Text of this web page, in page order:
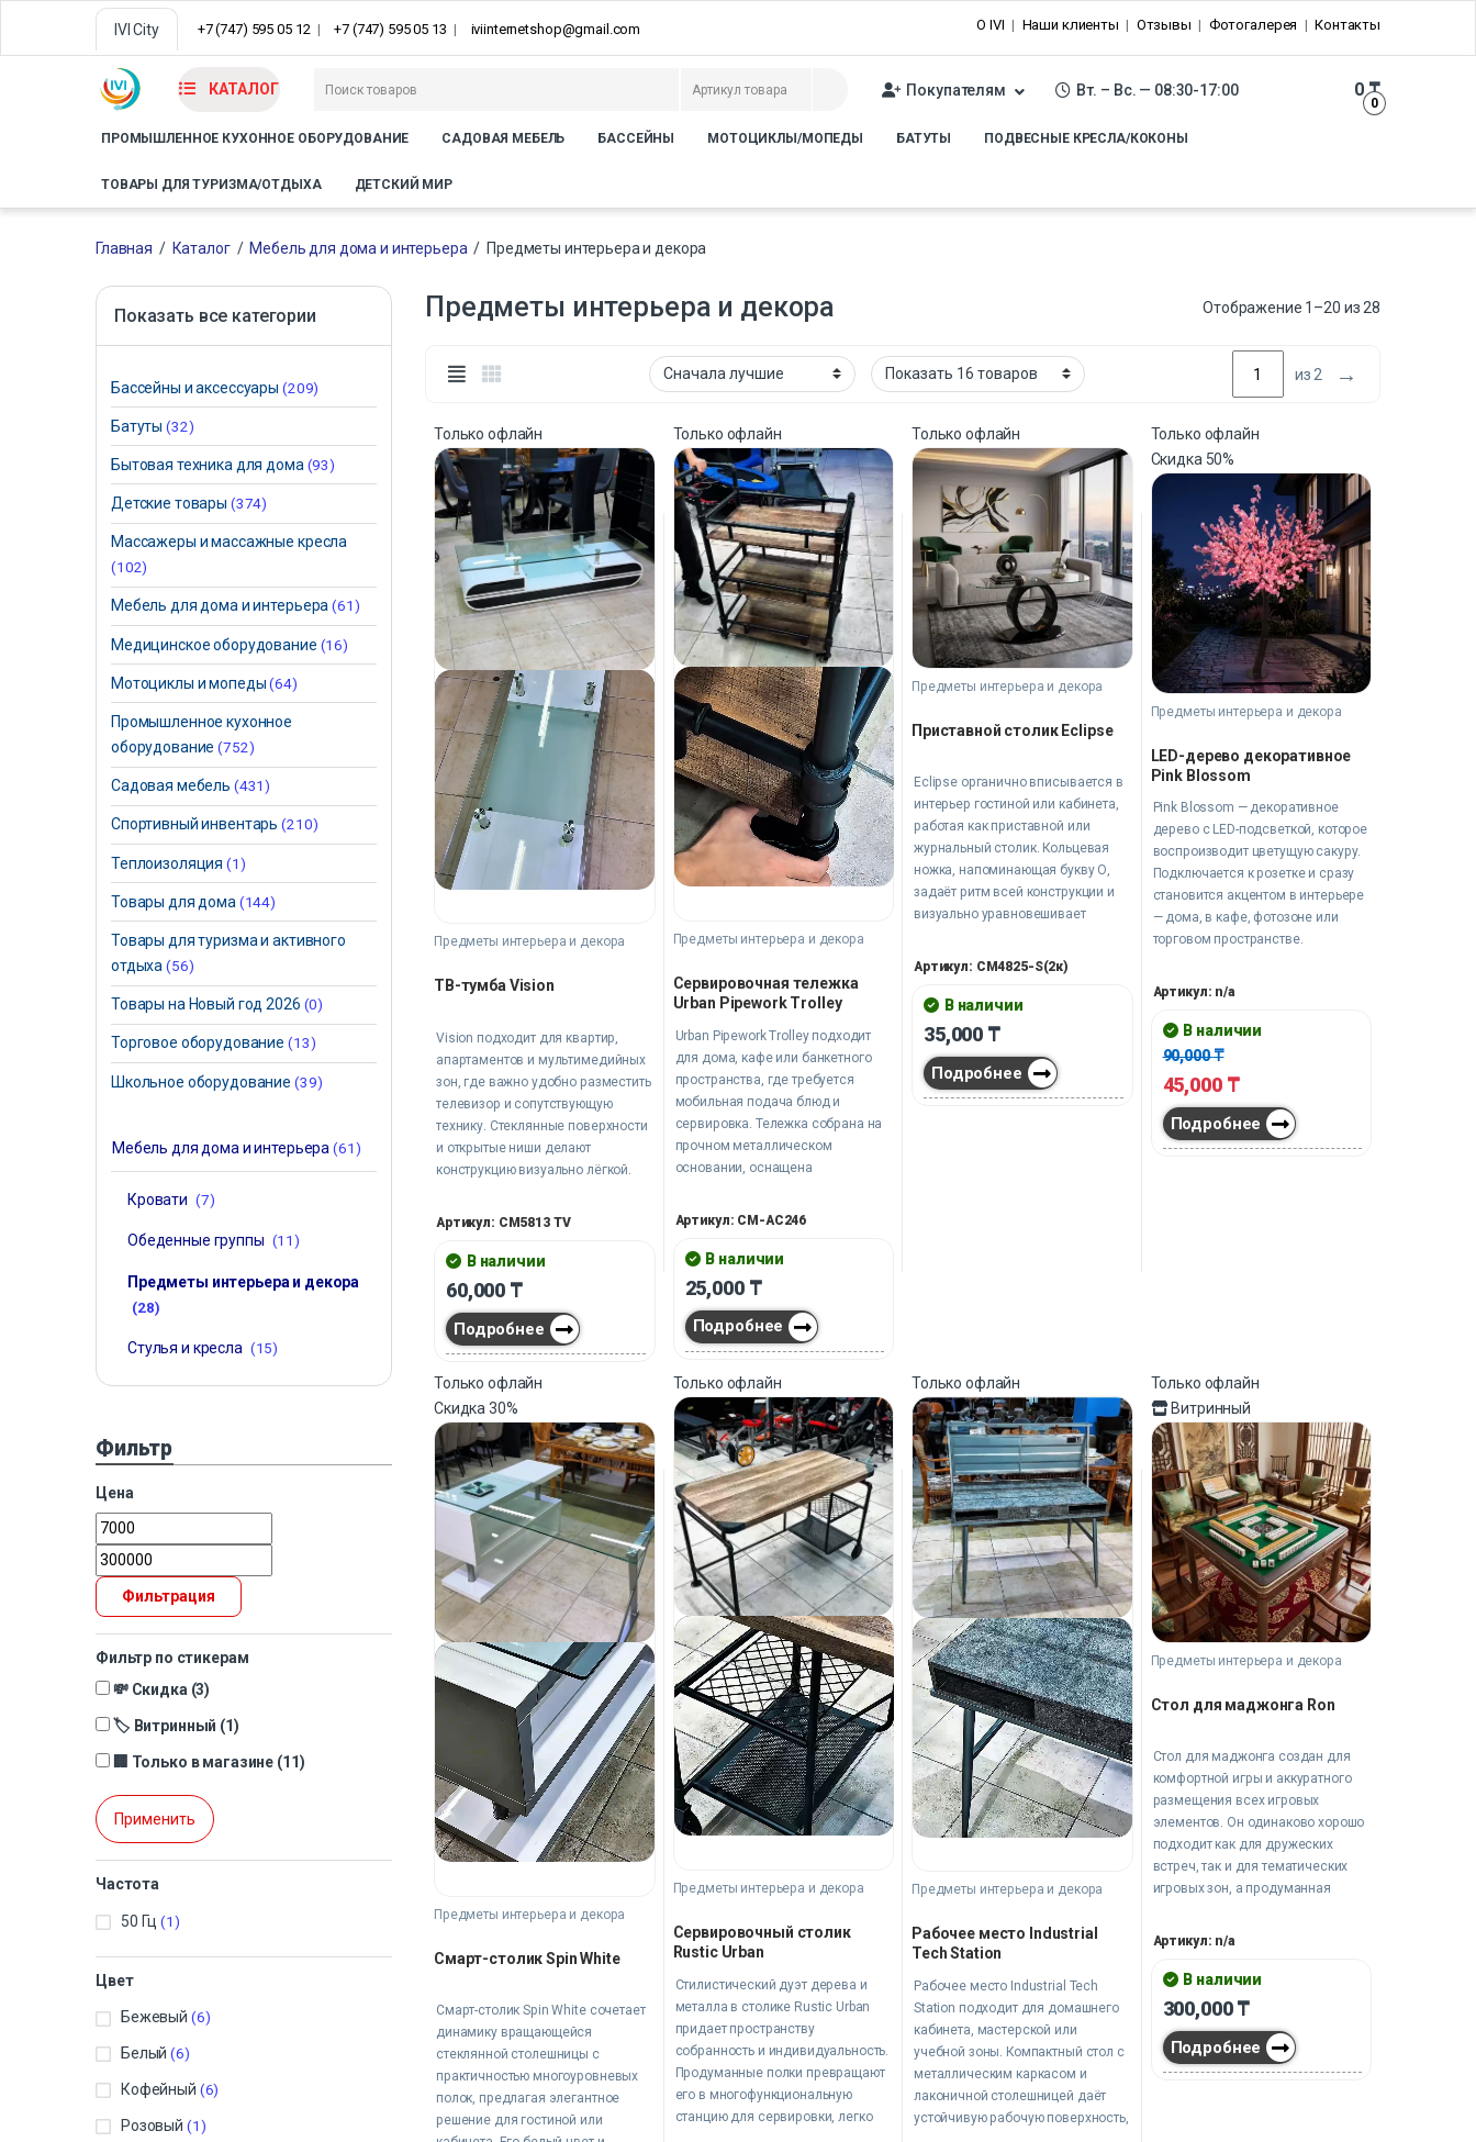
IVI City +7 (747) 595 05 12 +7 (747) 595 05 13 iviinternetshop@gmail.com О IVI Наши клиенты Отзывы Фотогалерея Контакты
КАТАЛОГ Покупателям Вт. – Вс. — 08:30-17:00
0
0₸
ПРОМЫШЛЕННОЕ КУХОННОЕ ОБОРУДОВАНИЕ САДОВАЯ МЕБЕЛЬ БАССЕЙНЫ МОТОЦИКЛЫ/МОПЕДЫ БАТУТЫ ПОДВЕСНЫЕ КРЕСЛА/КОКОНЫ
ТОВАРЫ ДЛЯ ТУРИЗМА/ОТДЫХА ДЕТСКИЙ МИР
Главная / Каталог / Мебель для дома и интерьера / Предметы интерьера и декора
Предметы интерьера и декора Отображение 1–20 из 28
из 2 →
Только офлайн
Предметы интерьера и декора
ТВ-тумба Vision
Vision подходит для квартир,
апартаментов и мультимедийных
зон, где важно удобно разместить
телевизор и сопутствующую
технику. Стеклянные поверхности
и открытые ниши делают
конструкцию визуально лёгкой.
обеспечивают практичность и
ежедневной эксплуатации.
Артикул: CM5813 TV
В наличии
60,000 ₸
Подробнее
Только офлайн
Предметы интерьера и декора
Сервировочная тележка
Urban Pipework Trolley
Urban Pipework Trolley подходит
для дома, кафе или банкетного
пространства, где требуется
мобильная подача блюд и
сервировка. Тележка собрана на
прочном металлическом
основании, оснащена
перемещение без перегрузки
пространства.
Артикул: CM-AC246
В наличии
25,000 ₸
Подробнее
Только офлайн
Предметы интерьера и декора
Приставной столик Eclipse
Eclipse органично вписывается в
интерьер гостиной или кабинета,
работая как приставной или
журнальный столик. Кольцевая
ножка, напоминающая букву О,
задаёт ритм всей конструкции и
визуально уравновешивает
металл создают чёткий,
деталей.
Артикул: CM4825-S(2к)
В наличии
35,000 ₸
Подробнее
Только офлайн
Скидка 50%
Предметы интерьера и декора
LED-дерево декоративное
Pink Blossom
Pink Blossom — декоративное
дерево с LED-подсветкой, которое
воспроизводит цветущую сакуру.
Подключается к розетке и сразу
становится акцентом в интерьере
— дома, в кафе, фотозоне или
торговом пространстве.
Артикул: n/a
В наличии
90,000₸
45,000 ₸
Подробнее
Только офлайн
Скидка30%
Предметы интерьера и декора
Смарт-столик Spin White
Смарт-столик Spin White сочетает
динамику вращающейся
стеклянной столешницы с
практичностью многоуровневых
полок, предлагая элегантное
решение для гостиной или
Только офлайн
Предметы интерьера и декора
Сервировочный столик
Rustic Urban
Стилистический дуэт дерева и
металла в столике Rustic Urban
придает пространству
собранность и индивидуальность.
Продуманные полки превращают
его в многофункциональную
станцию для сервировки, легко
Только офлайн
Предметы интерьера и декора
Рабочее место Industrial
Tech Station
Рабочее место Industrial Tech
Station подходит для домашнего
кабинета, мастерской или
учебной зоны. Компактный стол с
металлическим каркасом и
лаконичной столешницей даёт
устойчивую рабочую поверхность,
Только офлайн
Витринный
Предметы интерьера и декора
Стол для маджонга Ron
Стол для маджонга создан для
комфортной игры и аккуратного
размещения всех игровых
элементов. Он одинаково хорошо
подходит как для дружеских
встреч, так и для тематических
игровых зон, а продуманная
партию более приятной и
Артикул: n/a
В наличии
300,000₸
Подробнее
Показать все категории
Бассейны и аксессуары (209)
Батуты(32)
Бытовая техника для дома (93)
Детские товары (374)
Массажеры и массажные кресла
(102)
Мебель для дома и интерьера(61)
Медицинское оборудование (16)
Мотоциклы и мопеды(64)
Промышленное кухонное
оборудование(752)
Садовая мебель (431)
Спортивный инвентарь(210)
Теплоизоляция(1)
Товары для дома (144)
Товары для туризма и активного
отдыха(56)
Товары на Новый год 2026 (0)
Торговое оборудование (13)
Школьное оборудование (39)
Мебель для дома и интерьера(61)
Кровати (7)
Обеденные группы (11)
Предметы интерьера и декора
(28)
Стулья и кресла (15)
Фильтр
Цена
Фильтрация
Фильтр по стикерам
💸 Скидка (3)
🏷️ Витринный (1)
🏢 Только в магазине (11)
Применить
Частота
50 Гц (1)
Цвет
Бежевый (6)
Белый (6)
Кофейный (6)
Розовый (1)